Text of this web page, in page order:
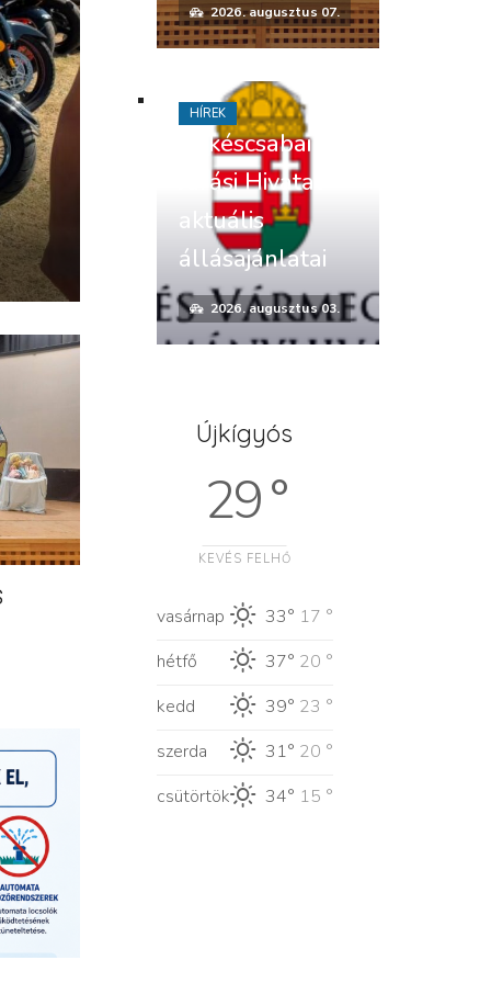
2026. augusztus 07.
Békéscsabai
Járási Hivatal
aktuális
állásajánlatai
2026. augusztus 03.
HÍREK
Újkígyós
29 °
KEVÉS FELHŐ
vasárnap 33° 17 °
hétfő
37° 20 °
kedd
39° 23 °
szerda
31° 20 °
csütörtök
34° 15 °